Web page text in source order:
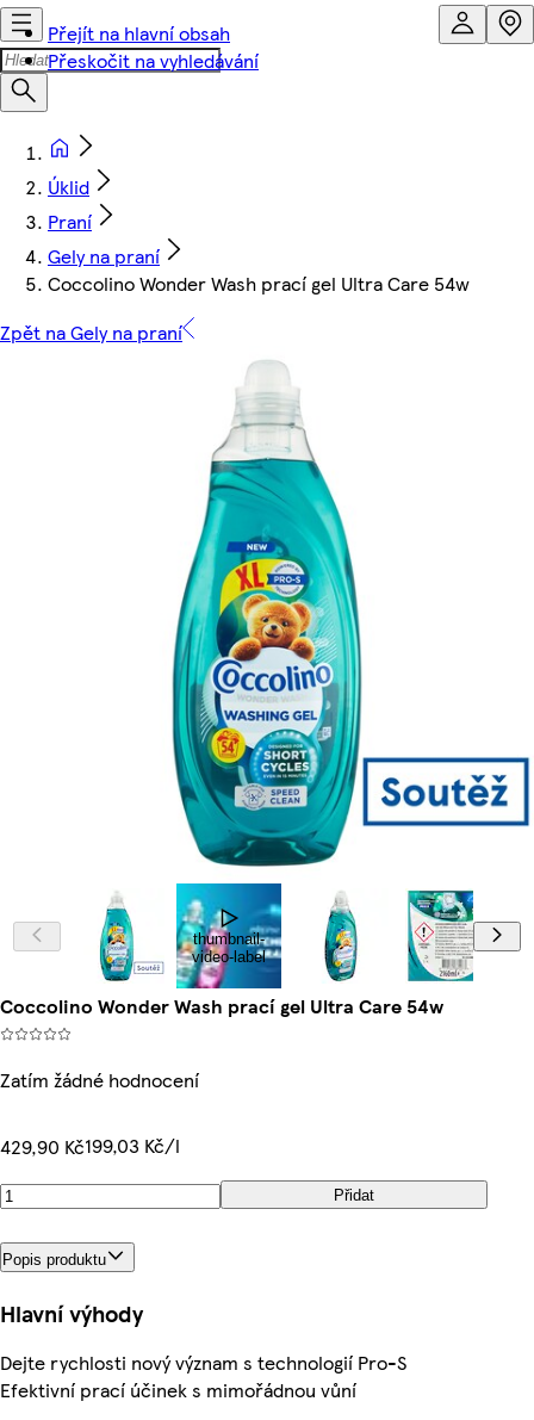
Přejít na hlavní obsah
Přeskočit na vyhledávání
Úklid
Praní
Gely na praní
Coccolino Wonder Wash prací gel Ultra Care 54w
Zpět na Gely na praní
thumbnail-
video-label
Coccolino Wonder Wash prací gel Ultra Care 54w
Zatím žádné hodnocení
429,90 Kč199,03 Kč/l
Přidat
Popis produktu
Hlavní výhody
Dejte rychlosti nový význam s technologií Pro-S
Efektivní prací účinek s mimořádnou vůní